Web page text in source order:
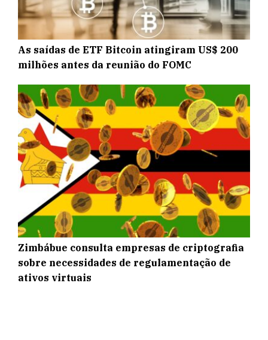
As saídas de ETF Bitcoin atingiram US$ 200
milhões antes da reunião do FOMC
Zimbábue consulta empresas de criptografia
sobre necessidades de regulamentação de
ativos virtuais